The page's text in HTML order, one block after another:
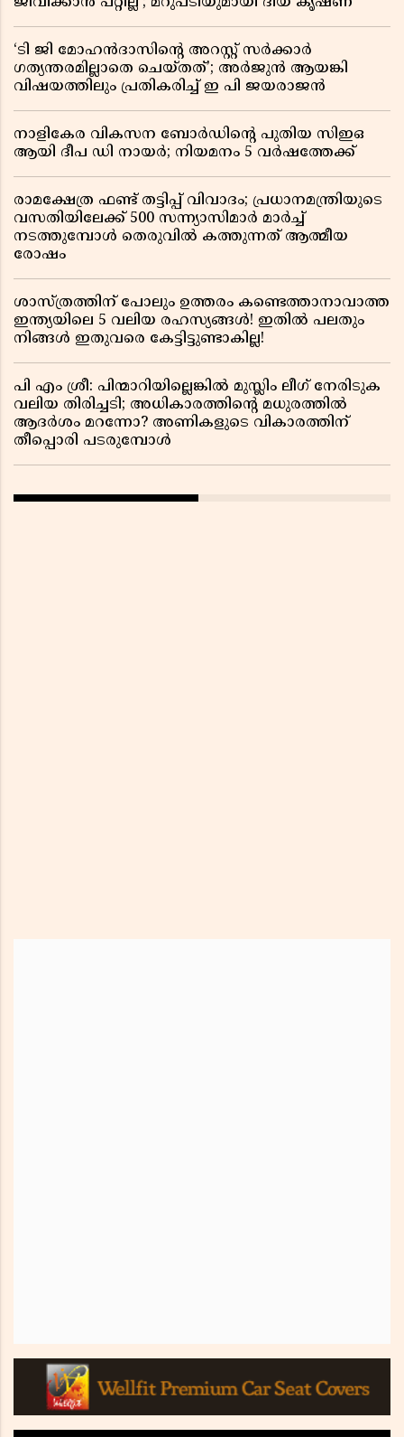
‘ടി ജി മോഹൻദാസിൻ്റെ അറസ്റ്റ് സർക്കാർ
ഗത്യന്തരമില്ലാതെ ചെയ്തത്’; അർജുൻ ആയങ്കി
വിഷയത്തിലും പ്രതികരിച്ച് ഇ പി ജയരാജൻ
നാളികേര വികസന ബോർഡിൻ്റെ പുതിയ സിഇഒ
ആയി ദീപ ഡി നായർ; നിയമനം 5 വർഷത്തേക്ക് ​​​​​​​
രാമക്ഷേത്ര ഫണ്ട് തട്ടിപ്പ് വിവാദം; പ്രധാനമന്ത്രിയുടെ
വസതിയിലേക്ക് 500 സന്ന്യാസിമാർ മാർച്ച്
നടത്തുമ്പോൾ തെരുവിൽ കത്തുന്നത് ആത്മീയ
രോഷം
ശാസ്ത്രത്തിന് പോലും ഉത്തരം കണ്ടെത്താനാവാത്ത
ഇന്ത്യയിലെ 5 വലിയ രഹസ്യങ്ങൾ! ഇതിൽ പലതും
നിങ്ങൾ ഇതുവരെ കേട്ടിട്ടുണ്ടാകില്ല!
പി എം ശ്രീ: പിന്മാറിയില്ലെങ്കിൽ മുസ്ലിം ലീഗ് നേരിടുക
വലിയ തിരിച്ചടി; അധികാരത്തിന്റെ മധുരത്തിൽ
ആദർശം മറന്നോ? അണികളുടെ വികാരത്തിന്
തീപ്പൊരി പടരുമ്പോൾ